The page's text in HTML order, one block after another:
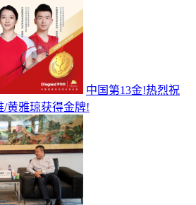
中国第13金!热烈祝
/黄雅琼获得金牌!